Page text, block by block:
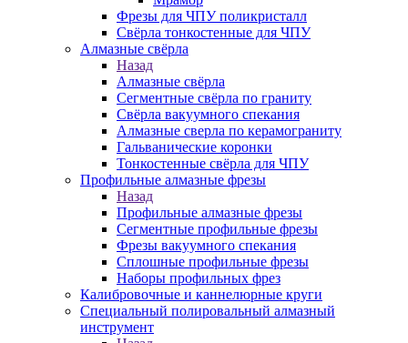
Фрезы для ЧПУ поликристалл
Свёрла тонкостенные для ЧПУ
Алмазные свёрла
Назад
Алмазные свёрла
Сегментные свёрла по граниту
Свёрла вакуумного спекания
Алмазные сверла по керамограниту
Гальванические коронки
Тонкостенные свёрла для ЧПУ
Профильные алмазные фрезы
Назад
Профильные алмазные фрезы
Сегментные профильные фрезы
Фрезы вакуумного спекания
Сплошные профильные фрезы
Наборы профильных фрез
Калибровочные и каннелюрные круги
Специальный полировальный алмазный
инструмент